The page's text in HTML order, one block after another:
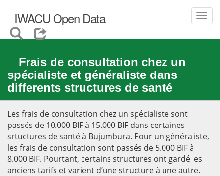
IWACU Open Data
Frais de consultation chez un
spécialiste et généraliste dans
differents structures de santé
Les frais de consultation chez un spécialiste sont
passés de 10.000 BIF à 15.000 BIF dans certaines
srtuctures de santé à Bujumbura. Pour un généraliste,
les frais de consultation sont passés de 5.000 BIF à
8.000 BIF. Pourtant, certains structures ont gardé les
anciens tarifs et varient d’une structure à une autre.